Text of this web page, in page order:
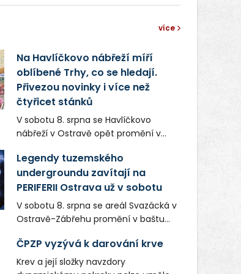
více
Na Havlíčkovo nábřeží míří
oblíbené Trhy, co se hledají.
Přivezou novinky i více než
čtyřicet stánků
V sobotu 8. srpna se Havlíčkovo
nábřeží v Ostravě opět promění v
lokálních výrobků. Trhy, co se hledají
tentokrát nabídnou více než čtyřicet
pečlivě vybraných stánků s kvalitní
gastronomií, farmářskými produkty,
designem i řemeslnou tvorbou.
Návštěvníci se mohou těšit nejen na
oblíbené stálice, ale také na řadu
nepotkají.
Legendy tuzemského
undergroundu zavítají na
PERIFERII Ostrava už v sobotu
V sobotu 8. srpna se areál Svazácká v
Ostravě-Zábřehu promění v baštu
hudby. Uskuteční se zde totiž první
ročník festivalu PERIFERIE Ostrava.
ČPZP vyzývá k darování krve
Krev a její složky navzdory